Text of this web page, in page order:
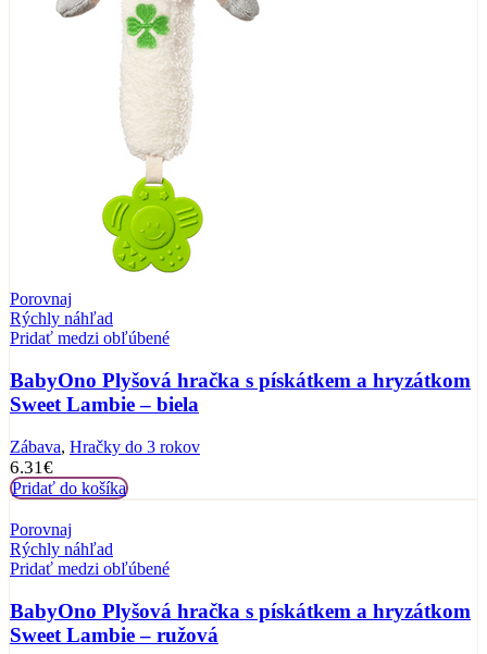
Porovnaj
Rýchly náhľad
Pridať medzi obľúbené
BabyOno Plyšová hračka s pískátkem a hryzátkom
Sweet Lambie – biela
Zábava, Hračky do 3 rokov
6.31€
Pridať do košíka
Porovnaj
Rýchly náhľad
Pridať medzi obľúbené
BabyOno Plyšová hračka s pískátkem a hryzátkom
Sweet Lambie – ružová